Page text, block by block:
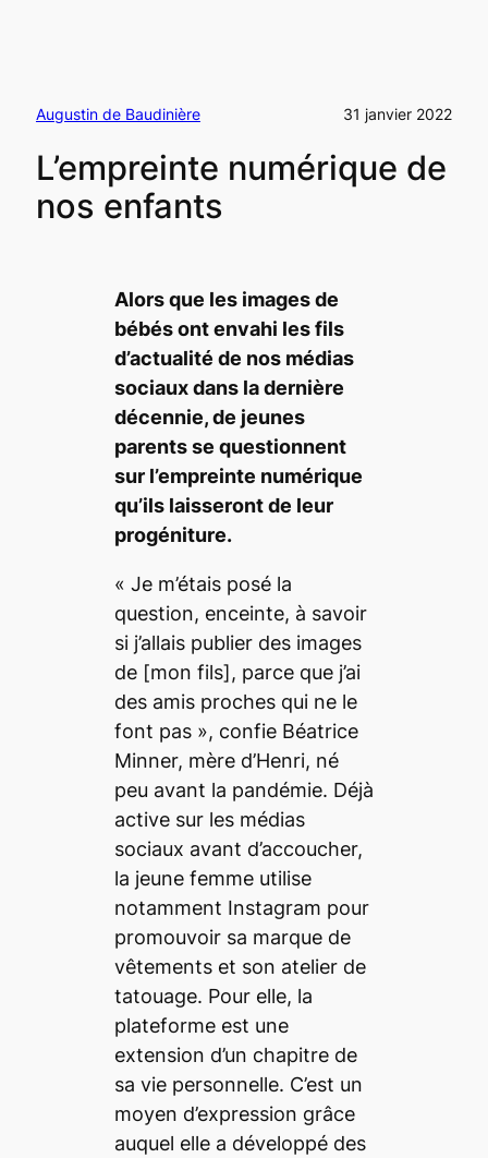
Augustin de Baudinière 31 janvier 2022
L’empreinte numérique de
nos enfants
Alors que les images de
bébés ont envahi les fils
d’actualité de nos médias
sociaux dans la dernière
décennie, de jeunes
parents se questionnent
sur l’empreinte numérique
qu’ils laisseront de leur
progéniture.
« Je m’étais posé la
question, enceinte, à savoir
si j’allais publier des images
de [mon fils], parce que j’ai
des amis proches qui ne le
font pas », confie Béatrice
Minner, mère d’Henri, né
peu avant la pandémie. Déjà
active sur les médias
sociaux avant d’accoucher,
la jeune femme utilise
notamment Instagram pour
promouvoir sa marque de
vêtements et son atelier de
tatouage. Pour elle, la
plateforme est une
extension d’un chapitre de
sa vie personnelle. C’est un
moyen d’expression grâce
auquel elle a développé des